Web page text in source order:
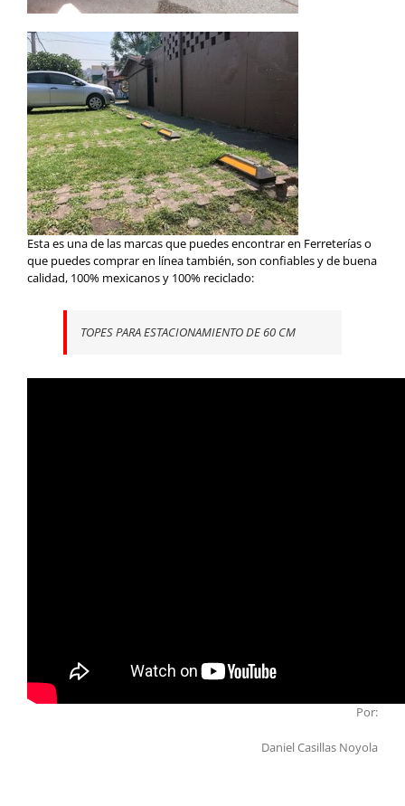
Esta es una de las marcas que puedes encontrar en Ferreterías o
que puedes comprar en línea también, son confiables y de buena
calidad, 100% mexicanos y 100% reciclado:
TOPES PARA ESTACIONAMIENTO DE 60 CM
Por:
Daniel Casillas Noyola